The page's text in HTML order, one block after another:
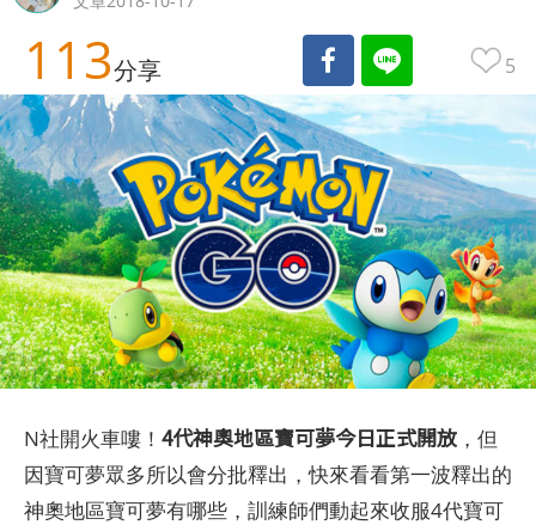
113分享 5
N社開火車嘍！ 4代神奧地區寶可夢今日正式開放 ，但
因寶可夢眾多所以會分批釋出，快來看看第一波釋出的
神奧地區寶可夢有哪些，訓練師們動起來收服4代寶可